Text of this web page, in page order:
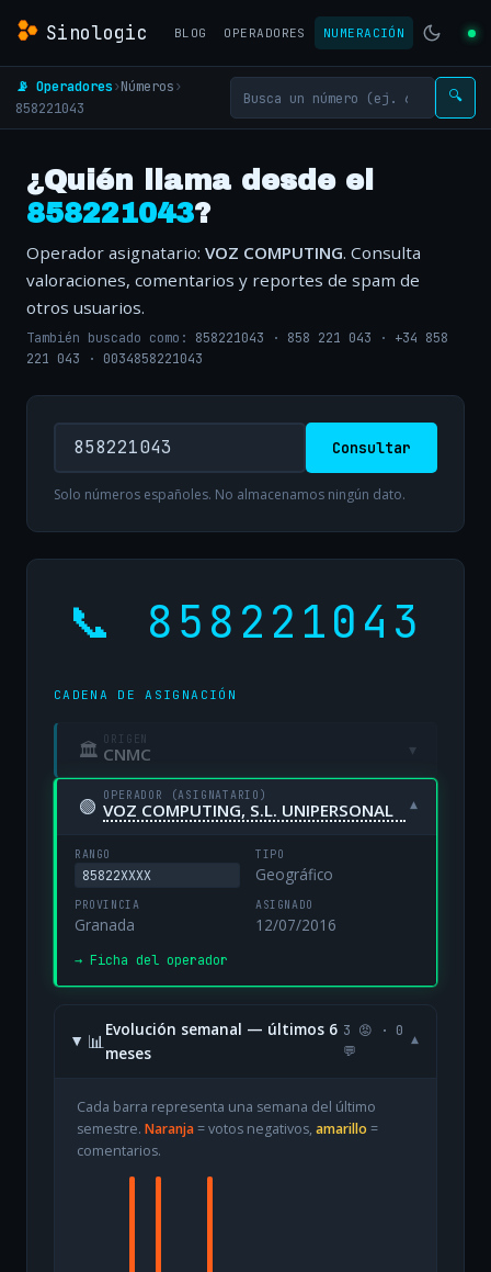
Sinologic BLOG OPERADORES NUMERACIÓN
📡 Operadores›Números›
858221043
🔍
¿Quién llama desde el
858221043?
Operador asignatario: VOZ COMPUTING. Consulta
valoraciones, comentarios y reportes de spam de
otros usuarios.
También buscado como: 858221043 · 858 221 043 · +34 858
221 043 · 0034858221043
Consultar
Solo números españoles. No almacenamos ningún dato.
📞 858221043
CADENA DE ASIGNACIÓN
🏛 ORIGEN
CNMC ▾
🟢 OPERADOR (ASIGNATARIO)
VOZ COMPUTING, S.L. UNIPERSONAL ▾
RANGO
85822XXXX
TIPO
Geográfico
PROVINCIA
Granada
ASIGNADO
12/07/2016
→ Ficha del operador
📊
Evolución semanal — últimos 6
meses
3 😡 · 0
💬
▾
Cada barra representa una semana del último
semestre. Naranja= votos negativos, amarillo =
comentarios.